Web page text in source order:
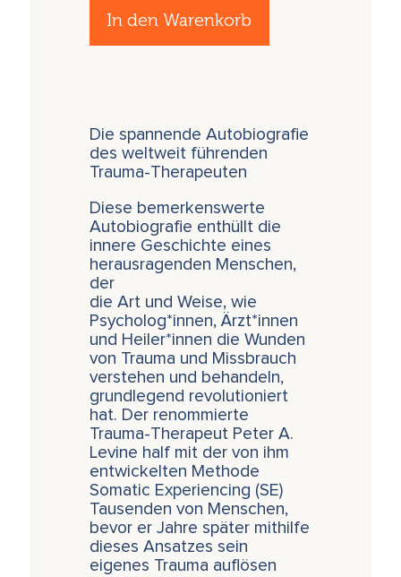
In den Warenkorb
Die spannende Autobiografie
des weltweit führenden
Trauma-Therapeuten
Diese bemerkenswerte
Autobiografie enthüllt die
innere Geschichte eines
herausragenden Menschen,
der
die Art und Weise, wie
Psycholog*innen, Ärzt*innen
und Heiler*innen die Wunden
von Trauma und Missbrauch
verstehen und behandeln,
grundlegend revolutioniert
hat. Der renommierte
Trauma-Therapeut Peter A.
Levine half mit der von ihm
entwickelten Methode
Somatic Experiencing (SE)
Tausenden von Menschen,
bevor er Jahre später mithilfe
dieses Ansatzes sein
eigenes Trauma auflösen